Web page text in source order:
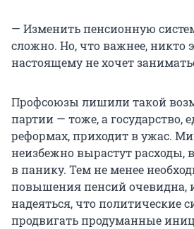
— Изменить пенсионную
сложно. Но, что важнее, никто
настоящему не хочет
Профсоюзы лишили такой
партии — тоже, а государство,
реформах, приходит в ужас.
неизбежно вырастут расходы,
в панику. Тем не менее
повышения пенсий очевидна, и
надеяться, что политические
продвигать продуманные